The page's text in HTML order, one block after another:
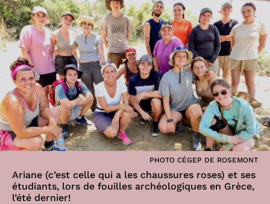
PHOTO CÉGEP DE ROSEMONT
Ariane (c’est celle qui a les chaussures roses) et ses
étudiants, lors de fouilles archéologiques en Grèce,
l’été dernier!